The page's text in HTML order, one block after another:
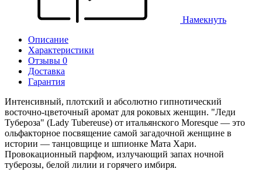
Намекнуть
Описание
Характеристики
Отзывы 0
Доставка
Гарантия
Интенсивный, плотский и абсолютно гипнотический
восточно-цветочный аромат для роковых женщин. "Леди
Тубероза" (Lady Tubereuse) от итальянского Moresque — это
ольфакторное посвящение самой загадочной женщине в
истории — танцовщице и шпионке Мата Хари.
Провокационный парфюм, излучающий запах ночной
туберозы, белой лилии и горячего имбиря.